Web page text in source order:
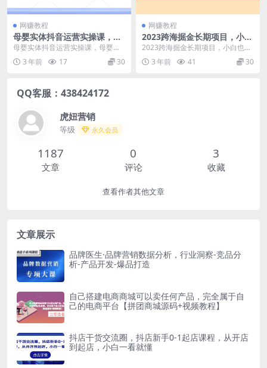
网赚教程
母婴实体抖音运营实操课，母
婴行业/个人ip/母婴实体同城
号，帮助母婴实体在短视频做
出新增长
母婴实体抖音运营实操课，母婴行
业/个人ip/母婴实体同城号，帮助母
婴实体在短视频...
3 年前 17 30
网赚教程
2023跨海掘金长期项目，小白
也能日入500+全自动收款无需
话术
2023跨海掘金长期项目，小白也能
日入500+全自动收款无需话术 项目
介绍：无需...
3 年前 41 30
QQ客服：438424172
虎妞营销
等级 永久会员
1187
文章
0
评论
3
收藏
查看作者其他文章
文章展示
品牌医生·品牌营销数据分析，行业洞察-竞品分
析-产品开发-爆品打造
自己搭建电商商城可以卖任何产品，完全属于自
己的电商平台【拼团商城源码+视频教程】
抖店干货交流圈，抖店新手0-1起店课程，从开店
到起店，小白一看就懂